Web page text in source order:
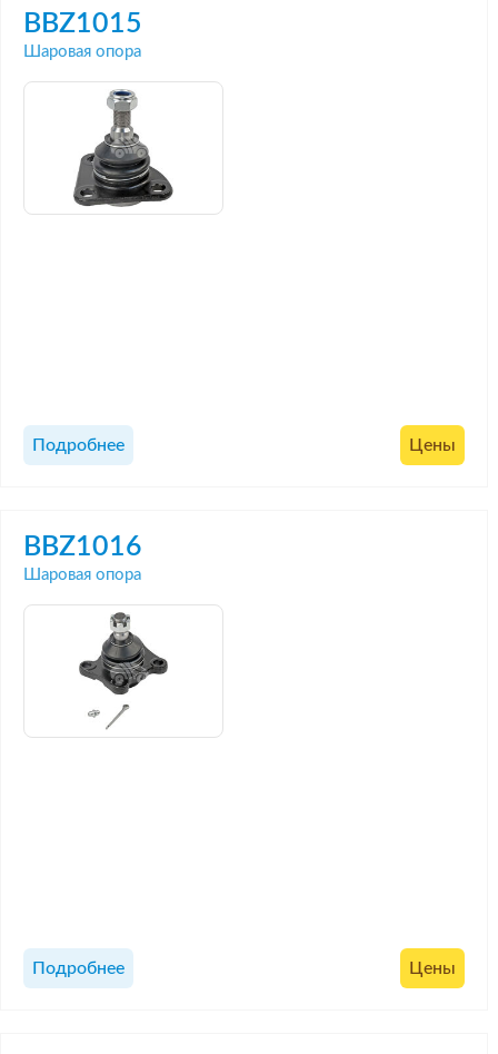
BBZ1015
Шаровая опора
Подробнее Цены
BBZ1016
Шаровая опора
Подробнее Цены